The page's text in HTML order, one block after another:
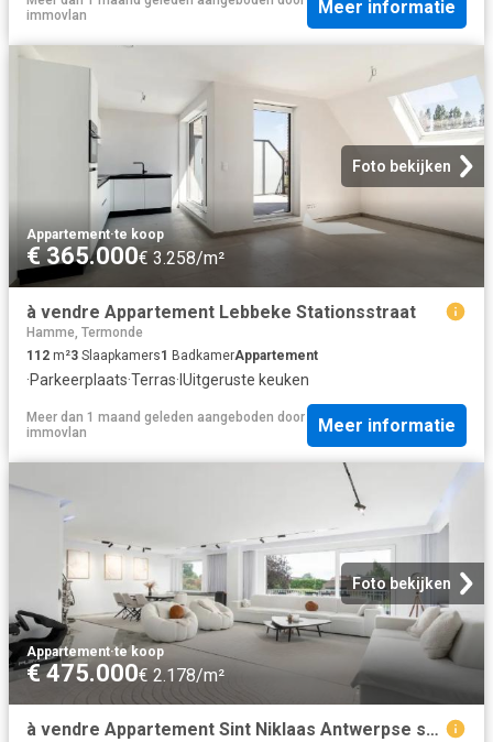
immovlan
Meer informatie
Foto bekijken
Appartement·te koop
€ 365.000€ 3.258/m²
à vendre Appartement Lebbeke Stationsstraat
Hamme, Termonde
112 m²3 Slaapkamers1 BadkamerAppartement
·Parkeerplaats·Terras· IUitgeruste keuken
Meer dan 1 maand geleden aangeboden door
immovlan
Meer informatie
Foto bekijken
Appartement·te koop
€ 475.000€ 2.178/m²
à vendre Appartement Sint Niklaas Antwerpse steenweg